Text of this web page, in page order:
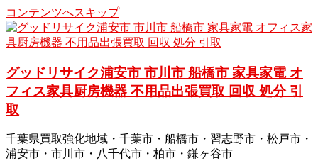
コンテンツへスキップ
グッドリサイク浦安市 市川市 船橋市 家具家電 オ
フィス家具厨房機器 不用品出張買取 回収 処分 引
取
千葉県買取強化地域・千葉市・船橋市・習志野市・松戸市・
浦安市・市川市・八千代市・柏市・鎌ヶ谷市